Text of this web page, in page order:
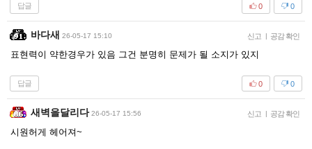
답글 0
0
바다새 26-05-17 15:10 신고 | 공감 확인
표현력이 약한경우가 있음 그건 분명히 문제가 될 소지가 있지
답글 0
0
새벽을달리다 26-05-17 15:56 신고 | 공감 확인
시원허게 헤어져~